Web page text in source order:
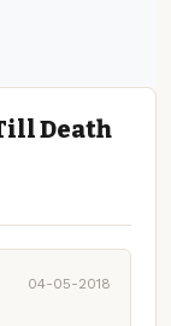
Death
04-05-2018